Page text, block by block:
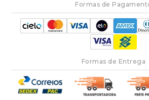
Formas de
Formas de Entrega